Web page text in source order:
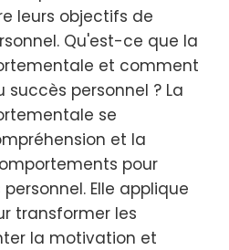
leurs objectifs de
Qu'est-ce que la
et comment
personnel ? La
se
et la
pour
Elle applique
transformer les
la motivation et